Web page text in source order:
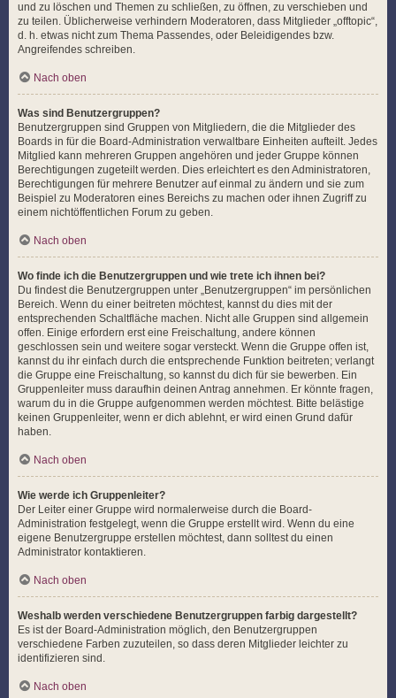
und zu löschen und Themen zu schließen, zu öffnen, zu verschieben und
zu teilen. Üblicherweise verhindern Moderatoren, dass Mitglieder „offtopic“,
d. h. etwas nicht zum Thema Passendes, oder Beleidigendes bzw.
Angreifendes schreiben.
Nach oben
Was sind Benutzergruppen?
Benutzergruppen sind Gruppen von Mitgliedern, die die Mitglieder des
Boards in für die Board-Administration verwaltbare Einheiten aufteilt. Jedes
Mitglied kann mehreren Gruppen angehören und jeder Gruppe können
Berechtigungen zugeteilt werden. Dies erleichtert es den Administratoren,
Berechtigungen für mehrere Benutzer auf einmal zu ändern und sie zum
Beispiel zu Moderatoren eines Bereichs zu machen oder ihnen Zugriff zu
einem nichtöffentlichen Forum zu geben.
Nach oben
Wo finde ich die Benutzergruppen und wie trete ich ihnen bei?
Du findest die Benutzergruppen unter „Benutzergruppen“ im persönlichen
Bereich. Wenn du einer beitreten möchtest, kannst du dies mit der
entsprechenden Schaltfläche machen. Nicht alle Gruppen sind allgemein
offen. Einige erfordern erst eine Freischaltung, andere können
geschlossen sein und weitere sogar versteckt. Wenn die Gruppe offen ist,
kannst du ihr einfach durch die entsprechende Funktion beitreten; verlangt
die Gruppe eine Freischaltung, so kannst du dich für sie bewerben. Ein
Gruppenleiter muss daraufhin deinen Antrag annehmen. Er könnte fragen,
warum du in die Gruppe aufgenommen werden möchtest. Bitte belästige
keinen Gruppenleiter, wenn er dich ablehnt, er wird einen Grund dafür
haben.
Nach oben
Wie werde ich Gruppenleiter?
Der Leiter einer Gruppe wird normalerweise durch die Board-
Administration festgelegt, wenn die Gruppe erstellt wird. Wenn du eine
eigene Benutzergruppe erstellen möchtest, dann solltest du einen
Administrator kontaktieren.
Nach oben
Weshalb werden verschiedene Benutzergruppen farbig dargestellt?
Es ist der Board-Administration möglich, den Benutzergruppen
verschiedene Farben zuzuteilen, so dass deren Mitglieder leichter zu
identifizieren sind.
Nach oben